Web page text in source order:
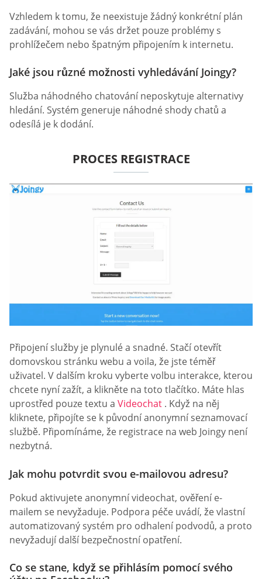
Vzhledem k tomu, že neexistuje žádný konkrétní plán
zadávání, mohou se vás držet pouze problémy s
prohlížečem nebo špatným připojením k internetu.
Jaké jsou různé možnosti vyhledávání Joingy?
Služba náhodného chatování neposkytuje alternativy
hledání. Systém generuje náhodné shody chatů a
odesílá je k dodání.
PROCES REGISTRACE
Připojení služby je plynulé a snadné. Stačí otevřít
domovskou stránku webu a voila, že jste téměř
uživatel. V dalším kroku vyberte volbu interakce, kterou
chcete nyní zažít, a klikněte na toto tlačítko. Máte hlas
uprostřed pouze textu a Videochat . Když na něj
kliknete, připojíte se k původní anonymní seznamovací
službě. Připomínáme, že registrace na web Joingy není
nezbytná.
Jak mohu potvrdit svou e-mailovou adresu?
Pokud aktivujete anonymní videochat, ověření e-
mailem se nevyžaduje. Podpora péče uvádí, že vlastní
automatizovaný systém pro odhalení podvodů, a proto
nevyžadují další bezpečnostní opatření.
Co se stane, když se přihlásím pomocí svého